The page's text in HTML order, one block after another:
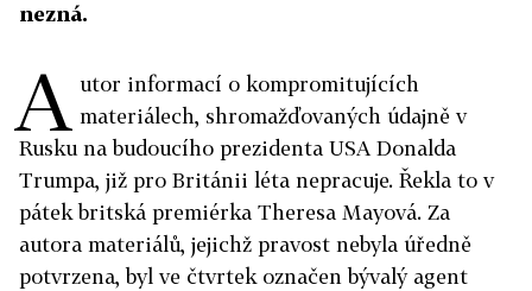
nezná.
A utor informací o kompromitujících
materiálech, shromažďovaných údajně v
Rusku na budoucího prezidenta USA Donalda
Trumpa, již pro Británii léta nepracuje. Řekla to v
pátek britská premiérka Theresa Mayová. Za
autora materiálů, jejichž pravost nebyla úředně
potvrzena, byl ve čtvrtek označen bývalý agent